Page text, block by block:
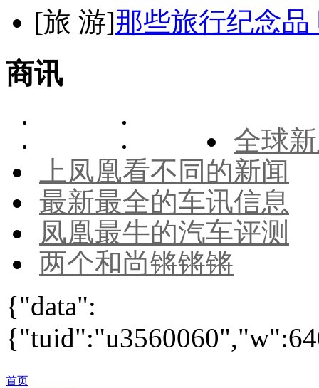
[旅 游]那些旅行纪念
商讯
全球
上凤凰看不同的新闻
最新最全的车讯信息
凤凰最牛的汽车评测
两个和尚锵锵锵
{"data":
首页